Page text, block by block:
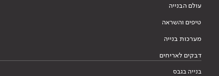
עולם הבנייה
טיפים והשראה
מערכות בנייה
דבקים לאריחים
בנייה בגבס